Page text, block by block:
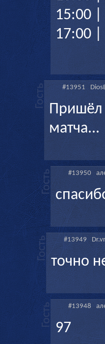
15:00
17:00 |
#13951
матча...
#13950
#13949
точно
#13948
97